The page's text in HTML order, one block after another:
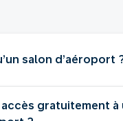
salon d’aéroport
gratuitement à